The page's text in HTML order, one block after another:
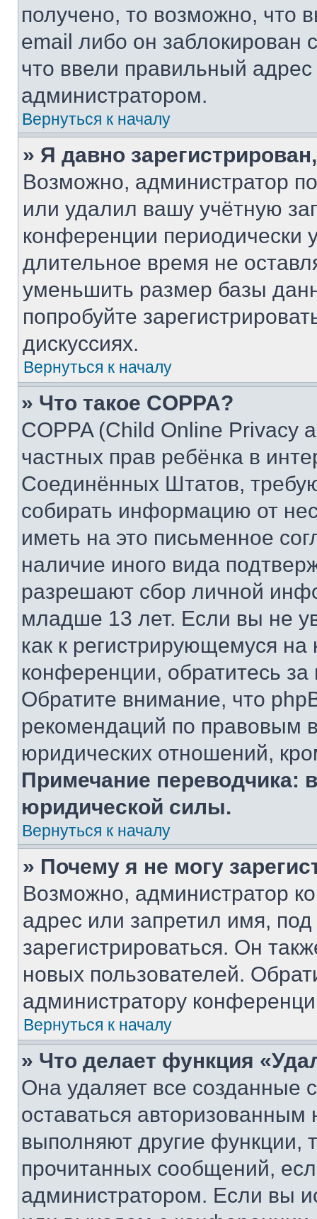
получено, то возможно, что
email либо он
что ввели правильный адрес
администратором.
Вернуться к началу
» Я давно
Возможно, администратор
или удалил вашу учётную
конференции периодически
длительное время не
уменьшить размер базы
попробуйте
дискуссиях.
Вернуться к началу
» Что такое COPPA?
COPPA (Child Online Privacy
частных прав ребёнка в
Соединённых Штатов,
собирать информацию от
иметь на это письменное
наличие иного вида
разрешают сбор личной
младше 13 лет. Если вы не
как к регистрирующемуся
конференции, обратитесь
Обратите внимание, что
рекомендаций по правовым
юридических отношений,
Примечание переводчика:
юридической силы.
Вернуться к началу
» Почему я не могу
Возможно, администратор
адрес или запретил имя,
зарегистрироваться. Он
новых пользователей.
администратору
Вернуться к началу
» Что делает функция
Она удаляет все созданные
оставаться
выполняют другие функции,
прочитанных сообщений,
администратором. Если вы